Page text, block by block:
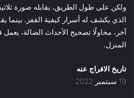
ولكن على طول الطريق، يقابله صورة ثلاثية
الذي يكشف له أسرار كيفية القفز.
آخر، محاولًا تصحيح الأحداث الضالة، يعمل
المنزل.
تاريخ الافراج عنه
19 سبتمبر 2022